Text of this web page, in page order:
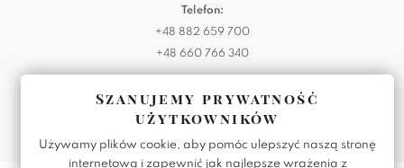
Telefon:
+48 882 659 700
+48 660 766 340
biuro@domartstyl.eu
Szanujemy prywatność
użytkowników
Używamy plików cookie, aby pomóc ulepszyć naszą stronę
internetową i zapewnić jak najlepsze wrażenia z